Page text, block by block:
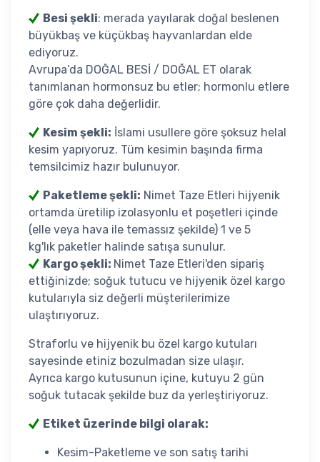
Besi şekli: merada yayılarak doğal beslenen
büyükbaş ve küçükbaş hayvanlardan elde
ediyoruz.
Avrupa’da DOĞAL BESİ / DOĞAL ET olarak
tanımlanan hormonsuz bu etler; hormonlu etlere
göre çok daha değerlidir.
Kesim şekli: İslami usullere göre şoksuz helal
kesim yapıyoruz. Tüm kesimin başında firma
temsilcimiz hazır bulunuyor.
Paketleme şekli: Nimet Taze Etleri hijyenik
ortamda üretilip izolasyonlu et poşetleri içinde
(elle veya hava ile temassız şekilde) 1 ve 5
kg'lık paketler halinde satışa sunulur.
Kargo şekli: Nimet Taze Etleri'den sipariş
ettiğinizde; soğuk tutucu ve hijyenik özel kargo
kutularıyla siz değerli müşterilerimize
ulaştırıyoruz.
Straforlu ve hijyenik bu özel kargo kutuları
sayesinde etiniz bozulmadan size ulaşır.
Ayrıca kargo kutusunun içine, kutuyu 2 gün
soğuk tutacak şekilde buz da yerleştiriyoruz.
Etiket üzerinde bilgi olarak:
Kesim-Paketleme ve son satış tarihi